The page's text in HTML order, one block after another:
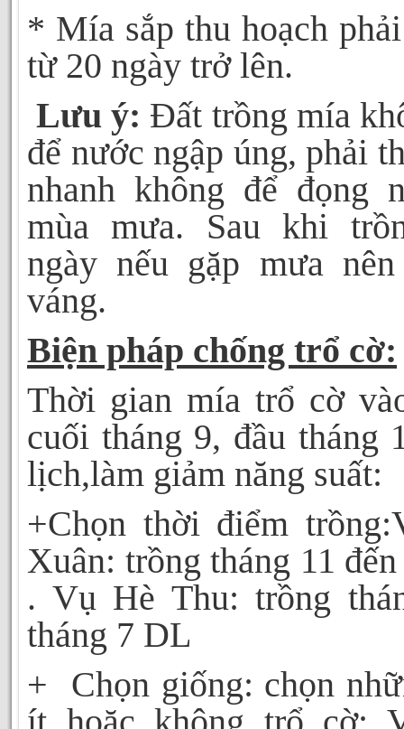
* Mía sắp thu hoạch
từ 20 ngày trở lên.
Lưu ý: Đất trồng mía
để nước ngập úng, phải
nhanh không để đọng
mùa mưa. Sau khi
ngày nếu gặp mưa
váng.
Biện pháp chống trổ cờ:
Thời gian mía trổ cờ
cuối tháng 9, đầu tháng
lịch,làm giảm năng suất:
+Chọn thời điểm
Xuân: trồng tháng 11
. Vụ Hè Thu: trồng
tháng 7 DL
+
Chọn giống: chọn